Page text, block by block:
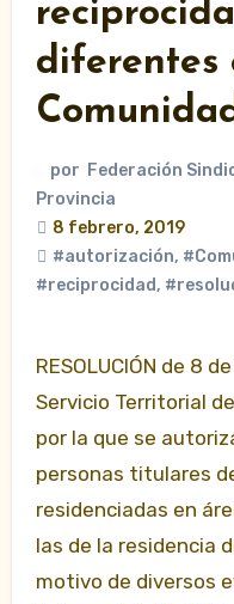
diferentes
por Federación
Provincia
8 febrero, 2019
#autorización,
#reciprocidad,
RESOLUCIÓN de 8 de febrero de 2019, del
Servicio Territorial
por la que se
personas titulares
residenciadas en
las de la residencia
motivo de diversos